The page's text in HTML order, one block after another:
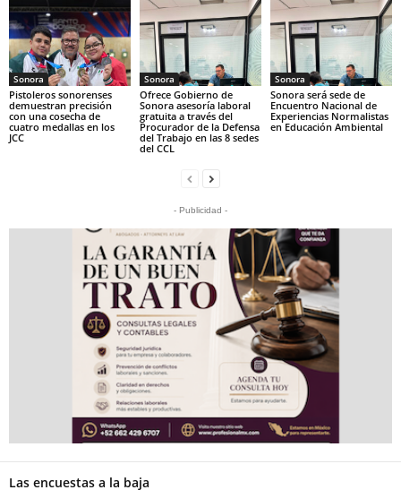
Sonora
Pistoleros sonorenses
demuestran precisión
con una cosecha de
cuatro medallas en los
JCC
Sonora
Ofrece Gobierno de
Sonora asesoría laboral
gratuita a través del
Procurador de la Defensa
del Trabajo en las 8 sedes
del CCL
Sonora
Sonora será sede de
Encuentro Nacional de
Experiencias Normalistas
en Educación Ambiental
- Publicidad -
Las encuestas a la baja